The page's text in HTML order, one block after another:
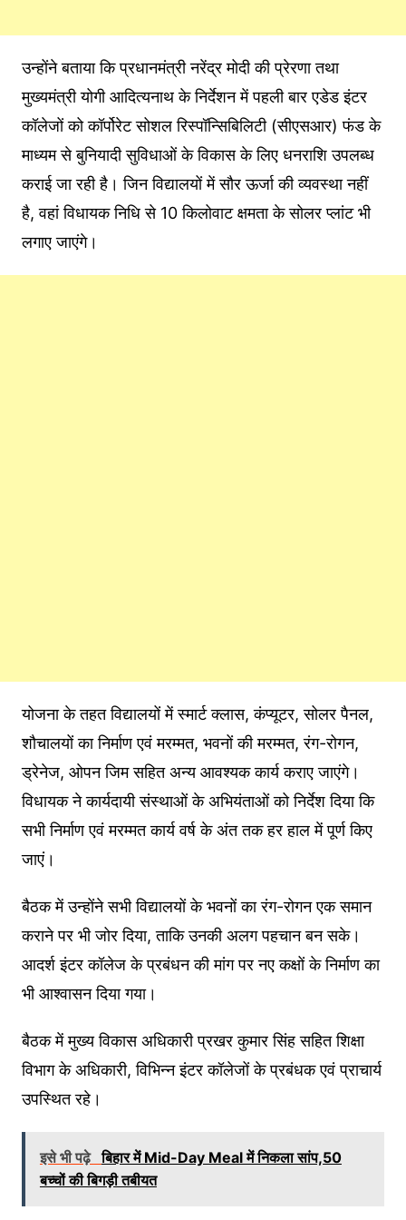
उन्होंने बताया कि प्रधानमंत्री नरेंद्र मोदी की प्रेरणा तथा
मुख्यमंत्री योगी आदित्यनाथ के निर्देशन में पहली बार एडेड इंटर
कॉलेजों को कॉर्पोरेट सोशल रिस्पॉन्सिबिलिटी (सीएसआर) फंड के
माध्यम से बुनियादी सुविधाओं के विकास के लिए धनराशि उपलब्ध
कराई जा रही है। जिन विद्यालयों में सौर ऊर्जा की व्यवस्था नहीं
है, वहां विधायक निधि से 10 किलोवाट क्षमता के सोलर प्लांट भी
लगाए जाएंगे।
योजना के तहत विद्यालयों में स्मार्ट क्लास, कंप्यूटर, सोलर पैनल,
शौचालयों का निर्माण एवं मरम्मत, भवनों की मरम्मत, रंग-रोगन,
ड्रेनेज, ओपन जिम सहित अन्य आवश्यक कार्य कराए जाएंगे।
विधायक ने कार्यदायी संस्थाओं के अभियंताओं को निर्देश दिया कि
सभी निर्माण एवं मरम्मत कार्य वर्ष के अंत तक हर हाल में पूर्ण किए
जाएं।
बैठक में उन्होंने सभी विद्यालयों के भवनों का रंग-रोगन एक समान
कराने पर भी जोर दिया, ताकि उनकी अलग पहचान बन सके।
आदर्श इंटर कॉलेज के प्रबंधन की मांग पर नए कक्षों के निर्माण का
भी आश्वासन दिया गया।
बैठक में मुख्य विकास अधिकारी प्रखर कुमार सिंह सहित शिक्षा
विभाग के अधिकारी, विभिन्न इंटर कॉलेजों के प्रबंधक एवं प्राचार्य
उपस्थित रहे।
इसे भी पढ़े बिहार में Mid-Day Meal में निकला सांप,50
बच्चों की बिगड़ी तबीयत